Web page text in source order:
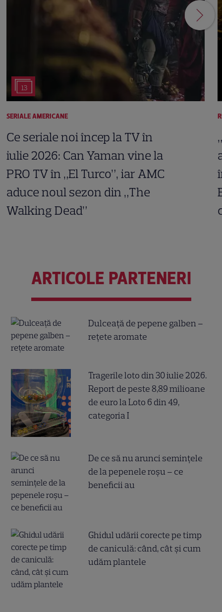
13
SERIALE AMERICANE
Ce seriale noi încep la TV în
iulie 2026: Can Yaman vine la
PRO TV în „El Turco”, iar AMC
aduce noul sezon din „The
Walking Dead”
ARTICOLE PARTENERI
Dulceață de pepene galben –
rețete aromate
Tragerile loto din 30 iulie 2026.
Report de peste 8,89 milioane
de euro la Loto 6 din 49,
categoria I
De ce să nu arunci semințele
de la pepenele roșu – ce
beneficii au
Ghidul udării corecte pe timp
de caniculă: când, cât şi cum
udăm plantele